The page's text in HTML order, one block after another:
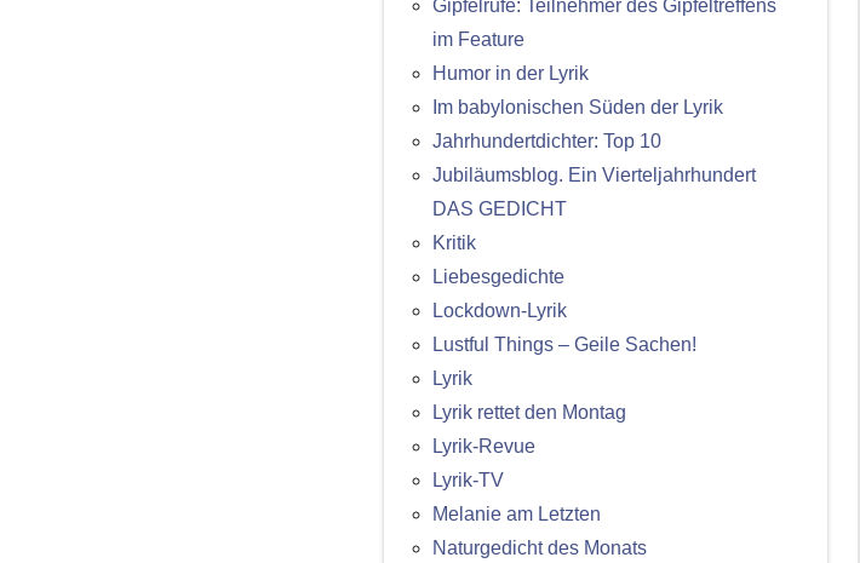
Gipfelrufe: Teilnehmer des Gipfeltreffens
im Feature
Humor in der Lyrik
Im babylonischen Süden der Lyrik
Jahrhundertdichter: Top 10
Jubiläumsblog. Ein Vierteljahrhundert
DAS GEDICHT
Kritik
Liebesgedichte
Lockdown-Lyrik
Lustful Things – Geile Sachen!
Lyrik
Lyrik rettet den Montag
Lyrik-Revue
Lyrik-TV
Melanie am Letzten
Naturgedicht des Monats